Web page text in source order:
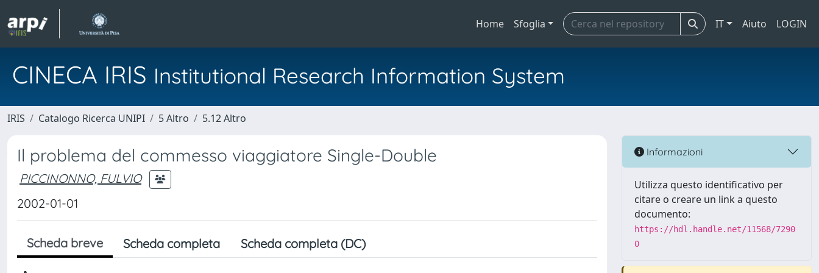
Home Sfoglia IT Aiuto LOGIN
CINECA IRIS Institutional Research Information System
IRIS Catalogo Ricerca UNIPI 5 Altro 5.12 Altro
Il problema del commesso viaggiatore Single-Double
PICCINONNO, FULVIO
2002-01-01
Scheda breve Scheda completa Scheda completa (DC)
Informazioni
Utilizza questo identificativo per
citare o creare un link a questo
documento:
https://hdl.handle.net/11568/7290
0